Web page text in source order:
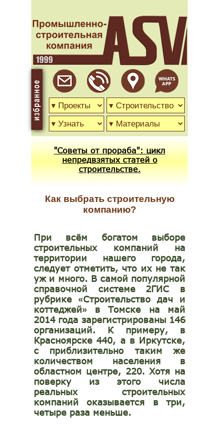
"Советы от прораба": цикл
непредвзятых статей о
строительстве.
Как выбрать строительную
компанию?
При всём богатом выборе
строительных компаний на
территории нашего города,
следует отметить, что их не так
уж и много. В самой популярной
справочной системе 2ГИС в
рубрике «Строительство дач и
коттеджей» в Томске на май
2014года зарегистрированы 146
организаций. К примеру, в
Красноярске 440, а в Иркутске,
с приблизительно таким же
количеством населения в
областном центре, 220. Хотя на
поверку из этого числа
реальных строительных
компаний оказывается в три,
четыре раза меньше.